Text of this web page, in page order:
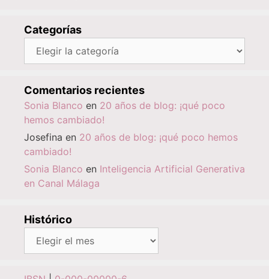
Categorías
Comentarios recientes
Sonia Blanco en 20 años de blog: ¡qué poco
hemos cambiado!
Josefina en 20 años de blog: ¡qué poco hemos
cambiado!
Sonia Blanco en Inteligencia Artificial Generativa
en Canal Málaga
Histórico